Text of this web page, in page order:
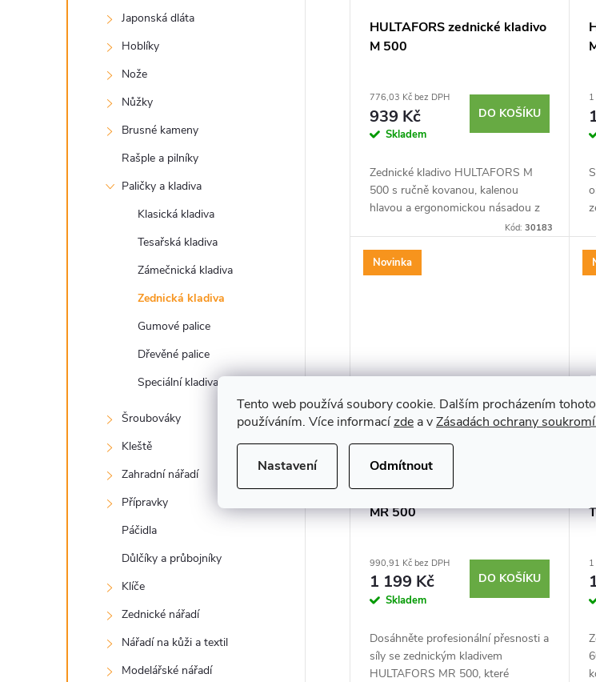
Tento web používá soubory cookie. Dalším procházením
používáním. Více informacízde a vZásadách ochrany
Nastavení Odmítnout
Japonská dláta
Hoblíky
Nože
Nůžky
Brusné kameny
Rašple a pilníky
Paličky a kladiva
Klasická kladiva
Tesařská kladiva
Zámečnická kladiva
Zednická kladiva
Gumové palice
Dřevěné palice
Speciální kladiva
Šroubováky
Kleště
Zahradní nářadí
Přípravky
Páčidla
Důlčíky a průbojníky
Klíče
Zednické nářadí
Nářadí na kůži a textil
Modelářské nářadí
t
ů
HULTAFORS zednické kladivo
M 500
776,03 Kč bez DPH
939 Kč
Skladem
DO KOŠÍKU
Zednické kladivo HULTAFORS M
500 s ručně kovanou, kalenou
hlavou a ergonomickou násadou z
hikorového dřeva poskytuje
mimořádnou odolnost pro...
Kód:30183
Novinka
HULTAFORS zednické kladivo
MR 500
990,91 Kč bez DPH
1 199 Kč
Skladem
DO KOŠÍKU
Dosáhněte profesionální přesnosti a
síly se zednickým kladivem
HULTAFORS MR 500, které